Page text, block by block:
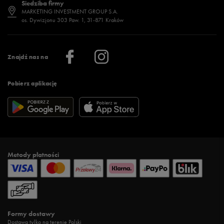
Znajdź nas na
Pobierz aplikację
Regulamin sklepu 50 style
Regulamin aplikacji 50 style
Więcej regulaminów >
Jak wybrać buty na zimę?
Więcej >
Stylizacje damskie
Sklepy stacjonarne
Klub 50 style
Praca
Informacje o firmie
Siedziba firmy
MARKETING INVESTMENT GROUP S.A.
os. Dywizjonu 303 Paw. 1, 31-871 Kraków
Metody płatności
Formy dostawy
Dostawa tylko na terenie Polski